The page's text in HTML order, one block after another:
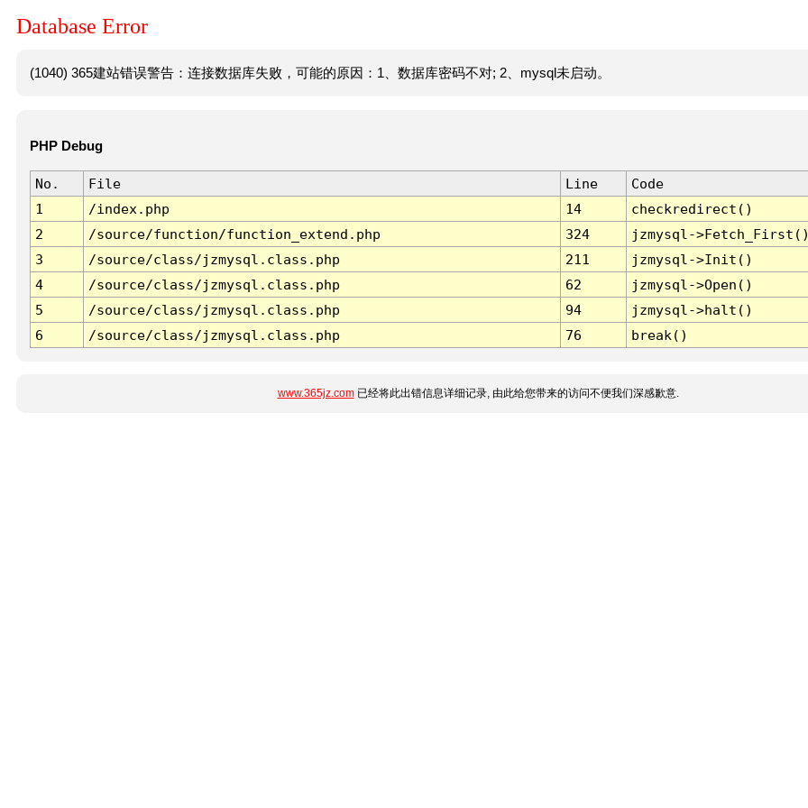
Database Error
(1040) 365建站错误警告：连接数据库失败，可能的原因：1、数据库密码不对; 2、mysql未启动。
PHP Debug
No. File Line
Code
1
/index.php 14
checkredirect()
2
/source/function/function_extend.php 324
jzmysql-
3
/source/class/jzmysql.class.php 211
jzmysql->Init()
4
/source/class/jzmysql.class.php 62
jzmysql->Open()
5
/source/class/jzmysql.class.php 94
jzmysql->halt()
6
/source/class/jzmysql.class.php 76 break()
www.365jz.com已经将此出错信息详细记录, 由此给您带来的访问不便我们深感歉意.